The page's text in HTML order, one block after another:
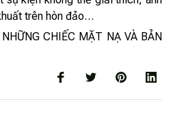
trên hòn đảo…
CHIẾC MẶT NẠ VÀ BẢN